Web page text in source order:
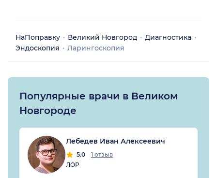
НаПоправку Великий Новгород
Диагностика
Эндоскопия
Ларингоскопия
Популярные врачи в Великом
Новгороде
Лебедев Иван Алексеевич
5.0
1 отзыв
ЛОР